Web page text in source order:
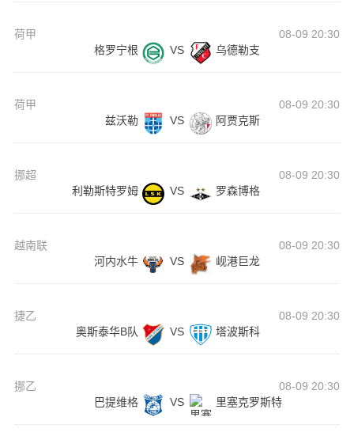
荷甲
08-09 20:30
格罗宁根
VS 乌德勒支
荷甲
08-09 20:30
兹沃勒
VS 阿贾克斯
挪超
08-09 20:30
利勒斯特罗姆
VS 罗森博格
越南联
08-09 20:30
河内水牛
VS 岘港巨龙
捷乙
08-09 20:30
奥斯泰华B队
VS 塔波斯科
挪乙
08-09 20:30
巴提维格
VS 里塞克罗斯特